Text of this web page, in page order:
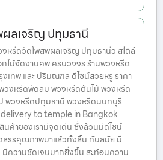
ลเจริญ ปทุมธานี
หรีดวัดโพสพผลเจริญ ปทุมธานีว สไตล์
ไม้จัดงานศพ ครบวงจร ร้านพวงหรีด
เทพ และ ปริมณฑล ดีไซน์สวยหรู ราคา
งหรีดพัดลม พวงหรีดต้นไม้ พวงหรีด
พวงหรีดปทุมธานี พวงหรีดนนทบุรี
to temple in Bangkok
นค้าของเรามีจุดเด่น ซึ่งล้วนมีดีไซน์
สรรคุณภาพมาแล้วทั้งสิ้น ทันสมัย มี
ความชัดเจนมากยิ่งขึ้น สะท้อนความ